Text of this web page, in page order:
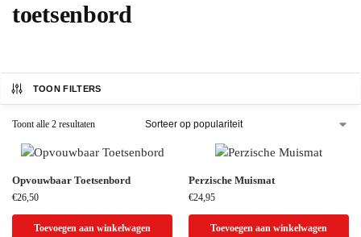
toetsenbord
TOON FILTERS
Toont alle 2 resultaten
Opvouwbaar Toetsenbord
€26,50
Toevoegen aan winkelwagen
Perzische Muismat
€24,95
Toevoegen aan winkelwagen